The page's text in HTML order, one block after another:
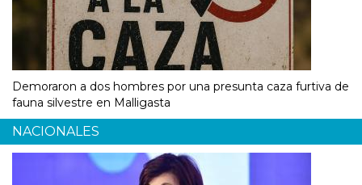
Demoraron a dos hombres por una presunta caza furtiva de
fauna silvestre en Malligasta
NACIONALES